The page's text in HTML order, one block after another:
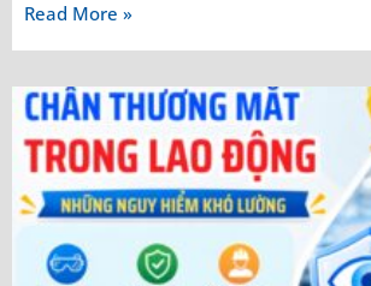
Read More »